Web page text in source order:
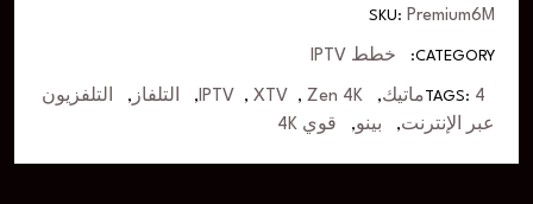
SKU: Premium6M
CATEGORY: خطط IPTV
TAGS: 4ماتيك ,
IPTV , XTV , Zen 4K
, التلفاز ,
التلفزيون
عبر الإنترنت, بينو, قوي 4K